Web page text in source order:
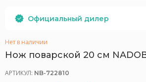
Официальный дилер
Нет в наличии
Нож поварской 20 см
АРТИКУЛ: NB-722810